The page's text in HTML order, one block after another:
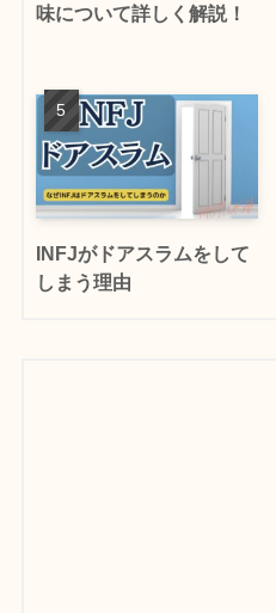
味について詳しく解説！
INFJがドアスラムをして
しまう理由